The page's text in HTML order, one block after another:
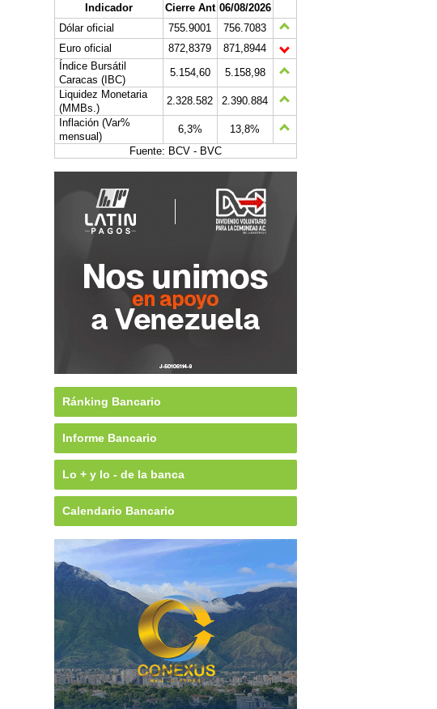
Indicador Cierre Ant 06/08/2026
Dólar oficial
755.9001
756.7083
Euro oficial
872,8379
871,8944
Índice Bursátil
Caracas (IBC)
5.154,60
5.158,98
Liquidez Monetaria
(MMBs.)
2.328.582
2.390.884
Inflación (Var%
mensual)
6,3%
13,8%
Fuente: BCV - BVC
Ránking Bancario
Informe Bancario
Lo + y lo - de la banca
Calendario Bancario